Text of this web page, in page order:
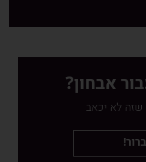
אבחון?
שזה לא יכאב
ברור!